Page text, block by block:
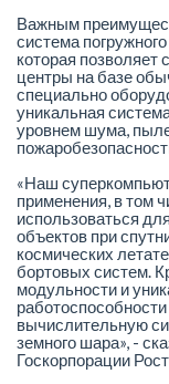
Важным
система
которая
центры на базе
специально
уникальная
уровнем шума,
«Наш
применения, в том
использоваться
объектов при
космических
бортовых систем.
модульности и
вычислительную
земного шара», -
Госкорпорации